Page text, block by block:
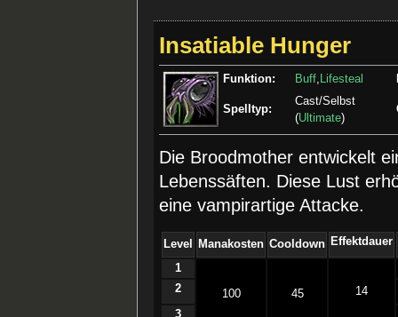
Insatiable Hunger
Funktion: Buff, Lifesteal
Spelltyp:
Cast/Selbst
(Ultimate)
Die Broodmother entwickelt
Lebenssäften. Diese Lust
eine vampirartige Attacke.
Level Manakosten Cooldown Effektdauer
1
100 45 14
2
3